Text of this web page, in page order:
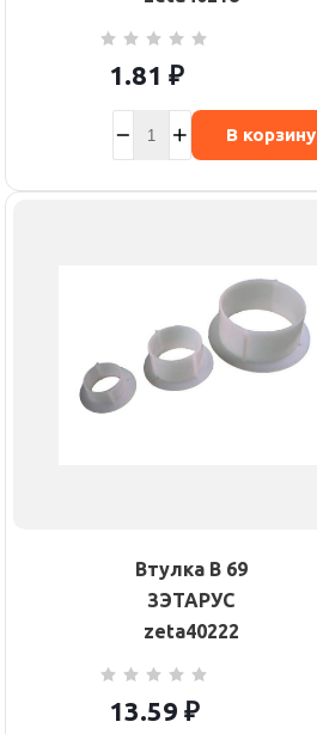
1.81 ₽
В корзину
Втулка В 69
ЗЭТАРУС
zeta40222
13.59 ₽